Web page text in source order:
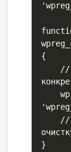
{
}